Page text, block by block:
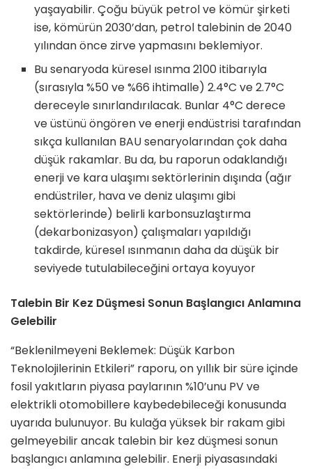
yaşayabilir. Çoğu büyük petrol ve kömür şirketi
ise, kömürün 2030’dan, petrol talebinin de 2040
yılından önce zirve yapmasını beklemiyor.
Bu senaryoda küresel ısınma 2100 itibarıyla
(sırasıyla %50 ve %66 ihtimalle) 2.4°C ve 2.7°C
dereceyle sınırlandırılacak. Bunlar 4°C derece
ve üstünü öngören ve enerji endüstrisi tarafından
sıkça kullanılan BAU senaryolarından çok daha
düşük rakamlar. Bu da, bu raporun odaklandığı
enerji ve kara ulaşımı sektörlerinin dışında (ağır
endüstriler, hava ve deniz ulaşımı gibi
sektörlerinde) belirli karbonsuzlaştırma
(dekarbonizasyon) çalışmaları yapıldığı
takdirde, küresel ısınmanın daha da düşük bir
seviyede tutulabileceğini ortaya koyuyor
Talebin Bir Kez Düşmesi Sonun Başlangıcı Anlamına
Gelebilir
“Beklenilmeyeni Beklemek: Düşük Karbon
Teknolojilerinin Etkileri” raporu, on yıllık bir süre içinde
fosil yakıtların piyasa paylarının %10’unu PV ve
elektrikli otomobillere kaybedebileceği konusunda
uyarıda bulunuyor. Bu kulağa yüksek bir rakam gibi
gelmeyebilir ancak talebin bir kez düşmesi sonun
başlangıcı anlamına gelebilir. Enerji piyasasındaki